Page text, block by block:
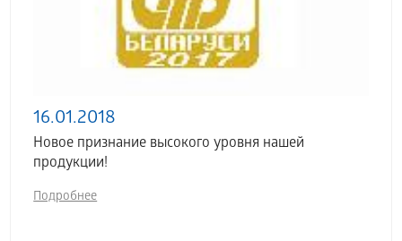
16.01.2018
Новое признание высокого уровня нашей
продукции!
Подробнее